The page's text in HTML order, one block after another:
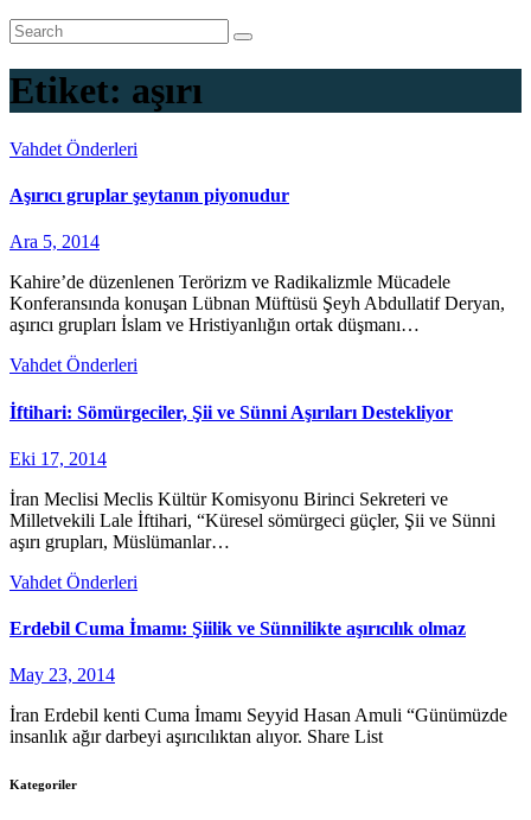
Etiket: aşırı
Vahdet Önderleri
Aşırıcı gruplar şeytanın piyonudur
Ara 5, 2014
Kahire’de düzenlenen Terörizm ve Radikalizmle Mücadele
Konferansında konuşan Lübnan Müftüsü Şeyh Abdullatif Deryan,
aşırıcı grupları İslam ve Hristiyanlığın ortak düşmanı…
Vahdet Önderleri
İftihari: Sömürgeciler, Şii ve Sünni Aşırıları Destekliyor
Eki 17, 2014
İran Meclisi Meclis Kültür Komisyonu Birinci Sekreteri ve
Milletvekili Lale İftihari, “Küresel sömürgeci güçler, Şii ve Sünni
aşırı grupları, Müslümanlar…
Vahdet Önderleri
Erdebil Cuma İmamı: Şiilik ve Sünnilikte aşırıcılık olmaz
May 23, 2014
İran Erdebil kenti Cuma İmamı Seyyid Hasan Amuli “Günümüzde
insanlık ağır darbeyi aşırıcılıktan alıyor. Share List
Kategoriler